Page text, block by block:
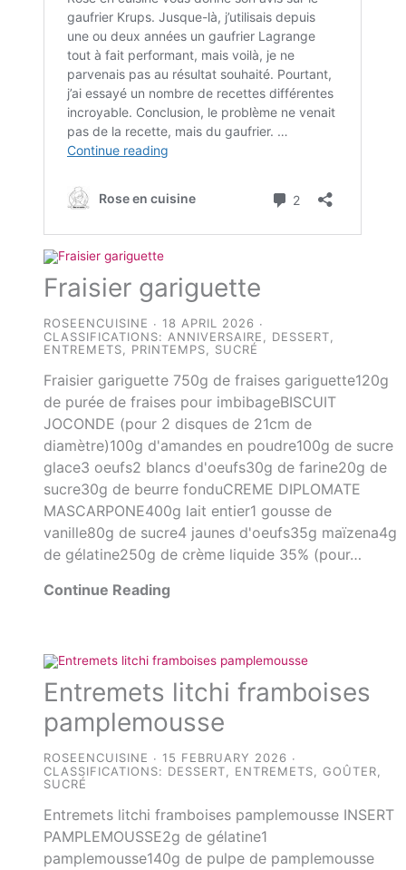
Fraisier gariguette
ROSEENCUISINE
18 APRIL 2026
CLASSIFICATIONS: ANNIVERSAIRE DESSERT
ENTREMETS
PRINTEMPS SUCRÉ
Fraisier gariguette 750g de fraises gariguette120g
de purée de fraises pour imbibageBISCUIT
JOCONDE (pour 2 disques de 21cm de
diamètre)100g d'amandes en poudre100g de sucre
glace3 oeufs2 blancs d'oeufs30g de farine20g de
sucre30g de beurre fonduCREME DIPLOMATE
MASCARPONE400g lait entier1 gousse de
vanille80g de sucre4 jaunes d'oeufs35g maïzena4g
de gélatine250g de crème liquide 35% (pour…
Continue Reading
Entremets litchi framboises
pamplemousse
ROSEENCUISINE
15 FEBRUARY 2026
CLASSIFICATIONS: DESSERT, ENTREMETS,GOÛTER,
SUCRÉ
Entremets litchi framboises pamplemousse INSERT
PAMPLEMOUSSE2g de gélatine1
pamplemousse140g de pulpe de pamplemousse